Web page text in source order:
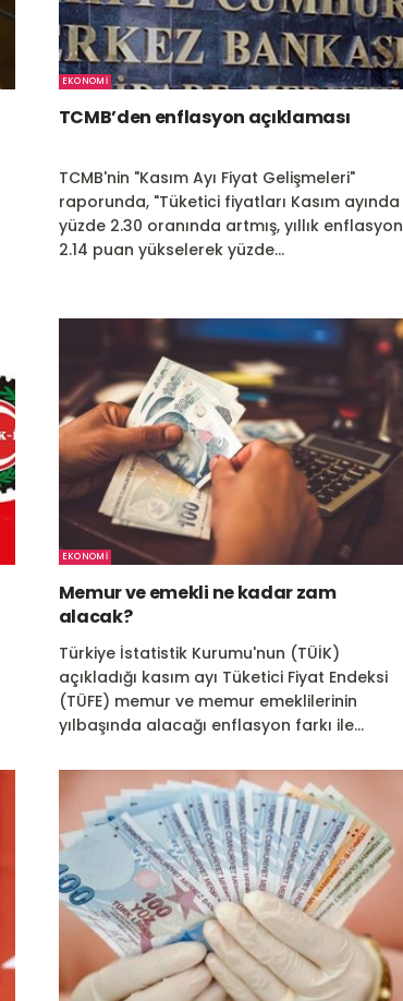
EKONOMI
TCMB’den enflasyon açıklaması
TCMB'nin "Kasım Ayı Fiyat Gelişmeleri"
raporunda, "Tüketici fiyatları Kasım ayında
yüzde 2.30 oranında artmış, yıllık enflasyon
2.14 puan yükselerek yüzde...
EKONOMI
Memur ve emekli ne kadar zam
alacak?
Türkiye İstatistik Kurumu'nun (TÜİK)
açıkladığı kasım ayı Tüketici Fiyat Endeksi
(TÜFE) memur ve memur emeklilerinin
yılbaşında alacağı enflasyon farkı ile...